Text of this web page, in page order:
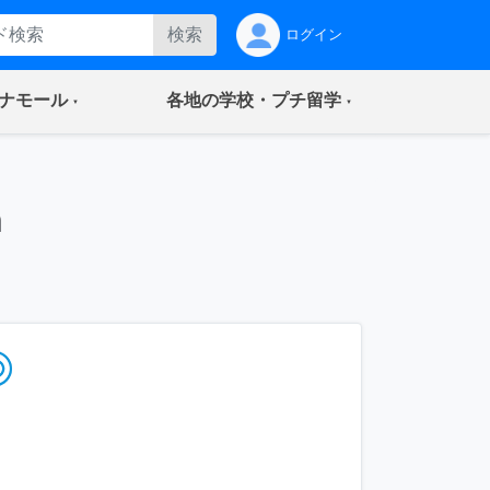
検索 ログイン
モール(current) 各地の学校・プチ留学(current)